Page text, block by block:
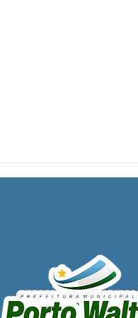
Prefeito e vice realizam